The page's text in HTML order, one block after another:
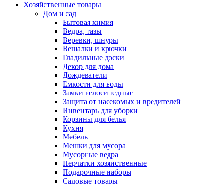
Хозяйственные товары
Дом и сад
Бытовая химия
Ведра, тазы
Веревки, шнуры
Вешалки и крючки
Гладильные доски
Декор для дома
Дождеватели
Емкости для воды
Замки велосипедные
Защита от насекомых и вредителей
Инвентарь для уборки
Корзины для белья
Кухня
Мебель
Мешки для мусора
Мусорные ведра
Перчатки хозяйственные
Подарочные наборы
Садовые товары